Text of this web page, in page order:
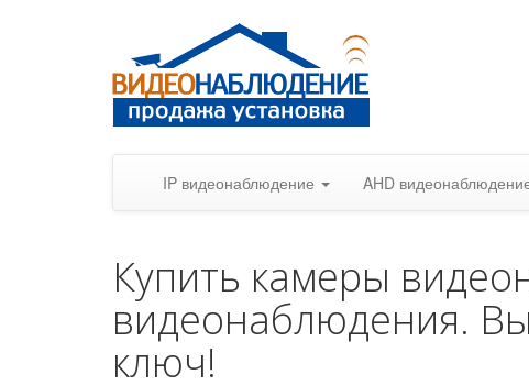
IP видеонаблюдение AHD
Купить камеры
видеонаблюдения.
ключ!